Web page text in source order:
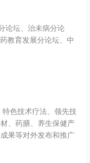
论坛、治未病分论
教育发展分论坛、中
色技术疗法、领先技
、药膳、养生保健产
果等对外发布和推广